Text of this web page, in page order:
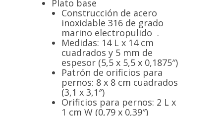
Plato base
Construcción de acero
inoxidable 316 de grado
marino electropulido .
Medidas: 14 L x 14 cm
cuadrados y 5 mm de
espesor (5,5 x 5,5 x 0,1875″)
Patrón de orificios para
pernos: 8 x 8 cm cuadrados
(3,1 x 3,1″)
Orificios para pernos: 2 L x
1 cm W (0,79 x 0,39″)